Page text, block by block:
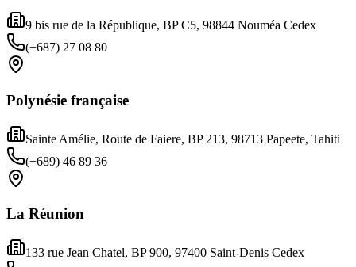
9 bis rue de la République, BP C5, 98844 Nouméa Cedex
(+687) 27 08 80
Polynésie française
Sainte Amélie, Route de Faiere, BP 213, 98713 Papeete, Tahiti
(+689) 46 89 36
La Réunion
133 rue Jean Chatel, BP 900, 97400 Saint-Denis Cedex